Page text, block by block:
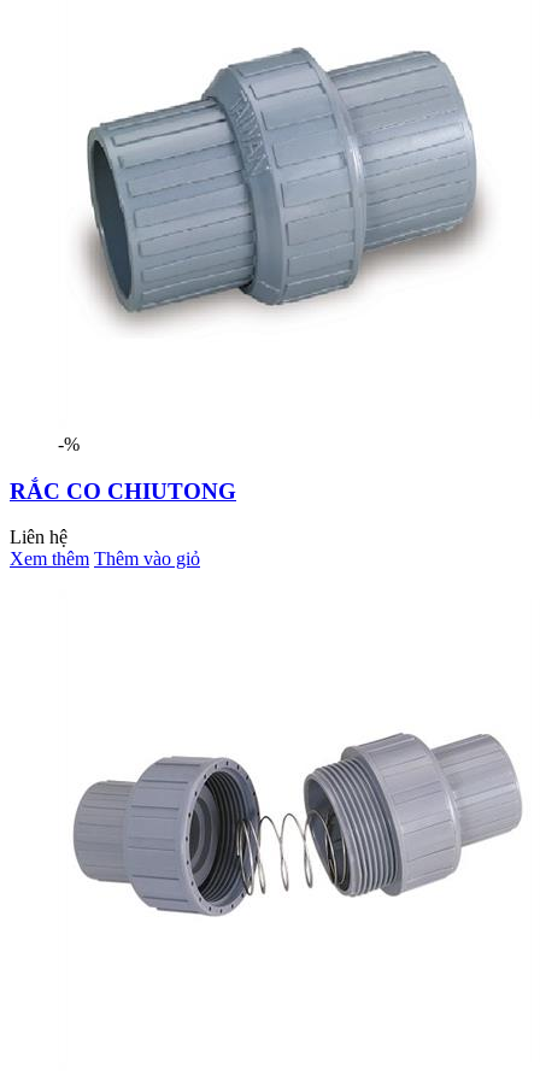
-%
RẮC CO CHIUTONG
Liên hệ
Xem thêm Thêm vào giỏ